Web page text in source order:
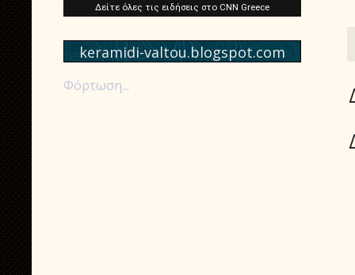
keramidi-valtou.blogspot.com
Φόρτωση...